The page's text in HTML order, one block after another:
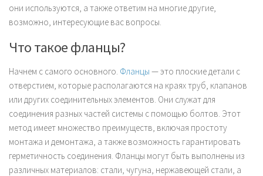
они используются, а также ответим на многие другие,
возможно, интересующие вас вопросы.
Что такое фланцы?
Начнем с самого основного. Фланцы — это плоские детали с
отверстием, которые располагаются на краях труб, клапанов
или других соединительных элементов. Они служат для
соединения разных частей системы с помощью болтов. Этот
метод имеет множество преимуществ, включая простоту
монтажа и демонтажа, а также возможность гарантировать
герметичность соединения. Фланцы могут быть выполнены из
различных материалов: стали, чугуна, нержавеющей стали, а